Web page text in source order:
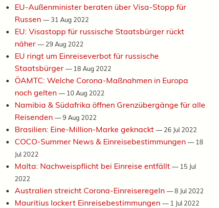
EU-Außenminister beraten über Visa-Stopp für
Russen —31 Aug 2022
EU: Visastopp für russische Staatsbürger rückt
näher — 29 Aug 2022
EU ringt um Einreiseverbot für russische
Staatsbürger — 18 Aug 2022
ÖAMTC: Welche Corona-Maßnahmen in Europa
noch gelten — 10 Aug 2022
Namibia & Südafrika öffnen Grenzübergänge für alle
Reisenden —9 Aug 2022
Brasilien: Eine-Million-Marke geknackt — 26 Jul 2022
COCO-Summer News & Einreisebestimmungen — 18
Jul 2022
Malta: Nachweispflicht bei Einreise entfällt — 15 Jul
2022
Australien streicht Corona-Einreiseregeln —8 Jul 2022
Mauritius lockert Einreisebestimmungen — 1 Jul 2022